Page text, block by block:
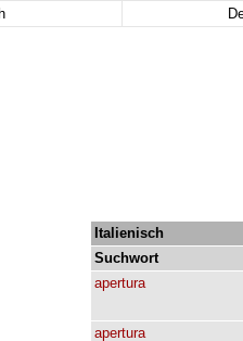
Italienisch
Suchwort
apertura
apertura